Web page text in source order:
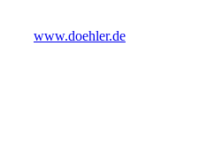
www.doehler.de